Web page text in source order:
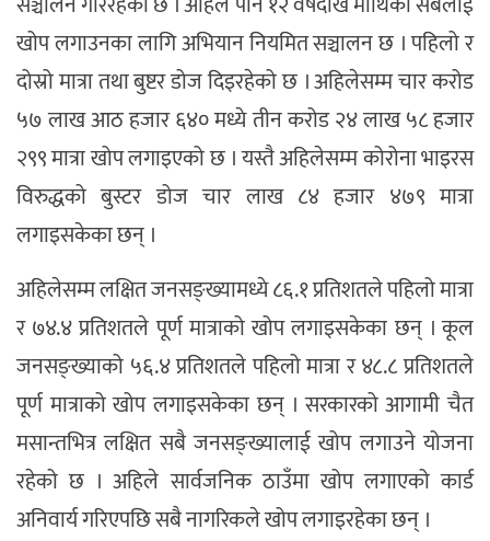
खोप लगाउनका लागि अभियान नियमित सञ्चालन छ । पहिलो र
दोस्रो मात्रा तथा बुष्टर डोज दिइरहेको छ । अहिलेसम्म चार करोड
५७ लाख आठ हजार ६४० मध्ये तीन करोड २४ लाख ५८ हजार
२९९ मात्रा खोप लगाइएको छ । यस्तै अहिलेसम्म कोरोना भाइरस
विरुद्धको बुस्टर डोज चार लाख ८४ हजार ४७९ मात्रा
लगाइसकेका छन् ।
अहिलेसम्म लक्षित जनसङ्ख्यामध्ये ८६.१ प्रतिशतले पहिलो मात्रा
र ७४.४ प्रतिशतले पूर्ण मात्राको खोप लगाइसकेका छन् । कूल
जनसङ्ख्याको ५६.४ प्रतिशतले पहिलो मात्रा र ४८.८ प्रतिशतले
पूर्ण मात्राको खोप लगाइसकेका छन् । सरकारको आगामी चैत
मसान्तभित्र लक्षित सबै जनसङ्ख्यालाई खोप लगाउने योजना
रहेको छ । अहिले सार्वजनिक ठाउँमा खोप लगाएको कार्ड
अनिवार्य गरिएपछि सबै नागरिकले खोप लगाइरहेका छन् ।